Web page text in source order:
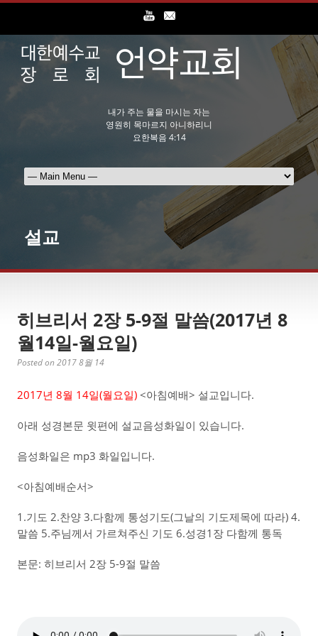
내가 주는 물을 마시는 자는
영원히 목마르지 아니하리니
요한복음 4:14
설교
히브리서 2장 5-9절 말씀(2017년 8
월14일-월요일)
Posted on 2017 8월 14
2017년 8월 14일(월요일) <아침예배> 설교입니다.
아래 성경본문 윗편에 설교음성화일이 있습니다.
음성화일은 mp3 화일입니다.
<아침예배순서>
1.기도 2.찬양 3.다함께 통성기도(그날의 기도제목에 따라) 4.
말씀 5.주님께서 가르쳐주신 기도 6.성경1장 다함께 통독
본문: 히브리서 2장 5-9절 말씀